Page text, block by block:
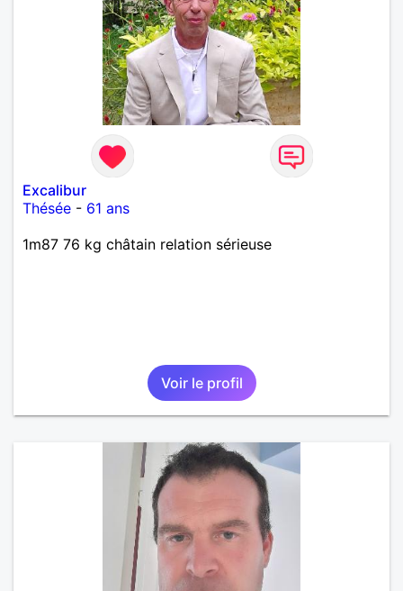
Excalibur
Thésée - 61 ans
1m87 76 kg châtain relation sérieuse
Voir le profil